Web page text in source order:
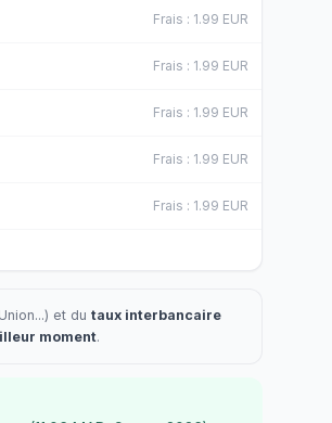
Frais : 1.99 EUR
Frais : 1.99 EUR
Frais : 1.99 EUR
Frais : 1.99 EUR
Frais : 1.99 EUR
et du taux interbancaire
moment.